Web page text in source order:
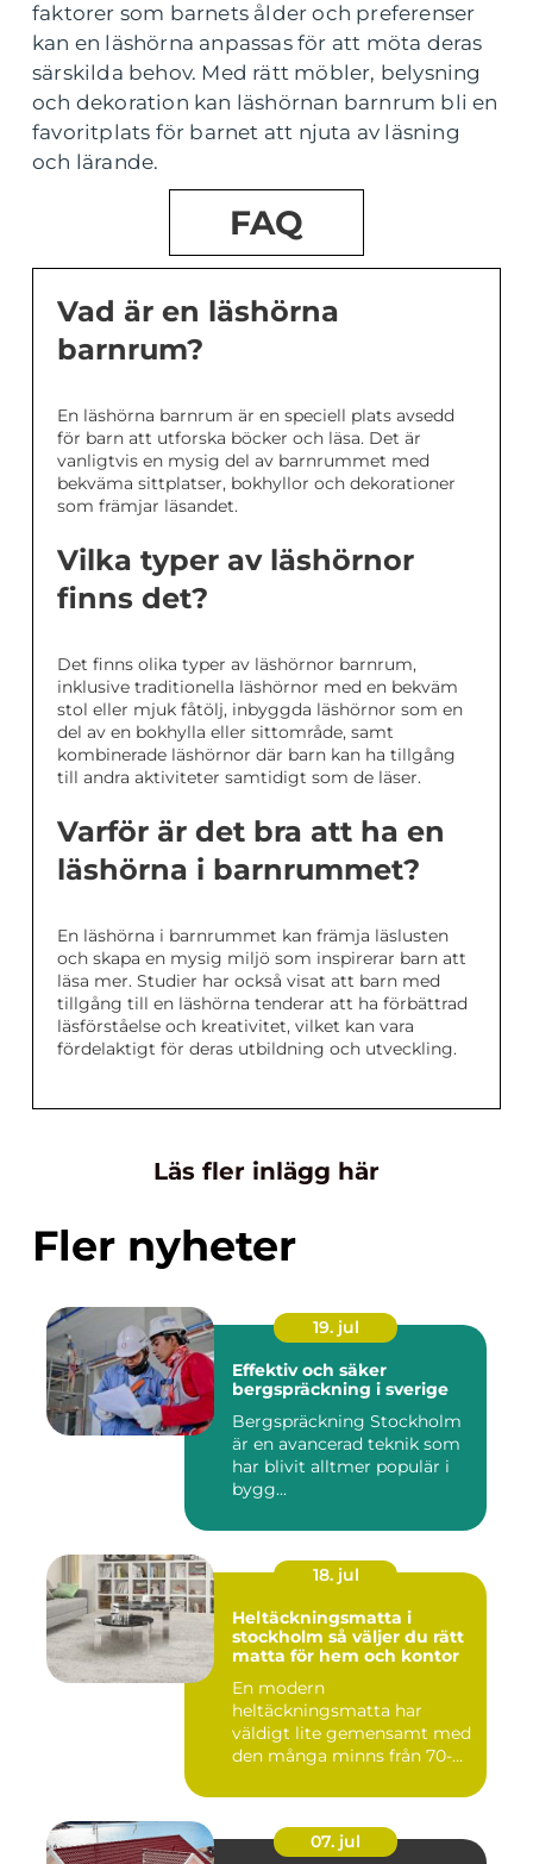
faktorer som barnets ålder och preferenser
kan en läshörna anpassas för att möta deras
särskilda behov. Med rätt möbler, belysning
och dekoration kan läshörnan barnrum bli en
favoritplats för barnet att njuta av läsning
och lärande.
FAQ
Vad är en läshörna
barnrum?
En läshörna barnrum är en speciell plats avsedd
för barn att utforska böcker och läsa. Det är
vanligtvis en mysig del av barnrummet med
bekväma sittplatser, bokhyllor och dekorationer
som främjar läsandet.
Vilka typer av läshörnor
finns det?
Det finns olika typer av läshörnor barnrum,
inklusive traditionella läshörnor med en bekväm
stol eller mjuk fåtölj, inbyggda läshörnor som en
del av en bokhylla eller sittområde, samt
kombinerade läshörnor där barn kan ha tillgång
till andra aktiviteter samtidigt som de läser.
Varför är det bra att ha en
läshörna i barnrummet?
En läshörna i barnrummet kan främja läslusten
och skapa en mysig miljö som inspirerar barn att
läsa mer. Studier har också visat att barn med
tillgång till en läshörna tenderar att ha förbättrad
läsförståelse och kreativitet, vilket kan vara
fördelaktigt för deras utbildning och utveckling.
Läs fler inlägg här
Fler nyheter
19. jul
Effektiv och säker
bergspräckning i sverige
Bergspräckning Stockholm
är en avancerad teknik som
har blivit alltmer populär i
bygg...
18. jul
Heltäckningsmatta i
stockholm så väljer du rätt
matta för hem och kontor
En modern
heltäckningsmatta har
väldigt lite gemensamt med
den många minns från 70-
07. jul